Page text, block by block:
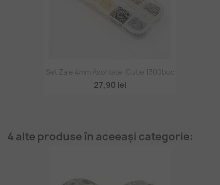
Set Zale 4mm Asortate, Cutie 1300buc
27,90 lei
4 alte produse în aceeași categorie: